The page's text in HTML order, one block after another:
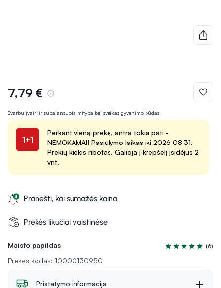
Maisto papildas
Įvertinimas 4.5
(6)
Prekės kodas: 10000130950
Svarbu įvairi ir subalansuota mityba bei sveikas gyvenimo būdas
1+1
Perkant vieną prekę, antra tokia pati -
NEMOKAMAI! Pasiūlymo laikas iki 2026 08 31.
Prekių kiekis ribotas. Galioja į krepšelį įsidėjus 2
vnt.
7,79 €
Pranešti, kai sumažės kaina
Prekės likučiai vaistinėse
Pristatymo informacija